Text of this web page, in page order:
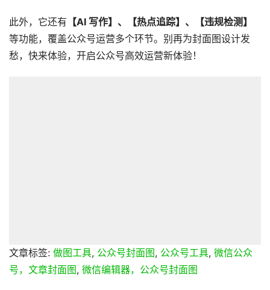
此外，它还有 【AI 写作】、【热点追踪】、【违规检测】
等功能，覆盖公众号运营多个环节。别再为封面图设计发
愁，快来体验，开启公众号高效运营新体验！
文章标签: 做图工具, 公众号封面图, 公众号工具, 微信公众
号，文章封面图, 微信编辑器，公众号封面图